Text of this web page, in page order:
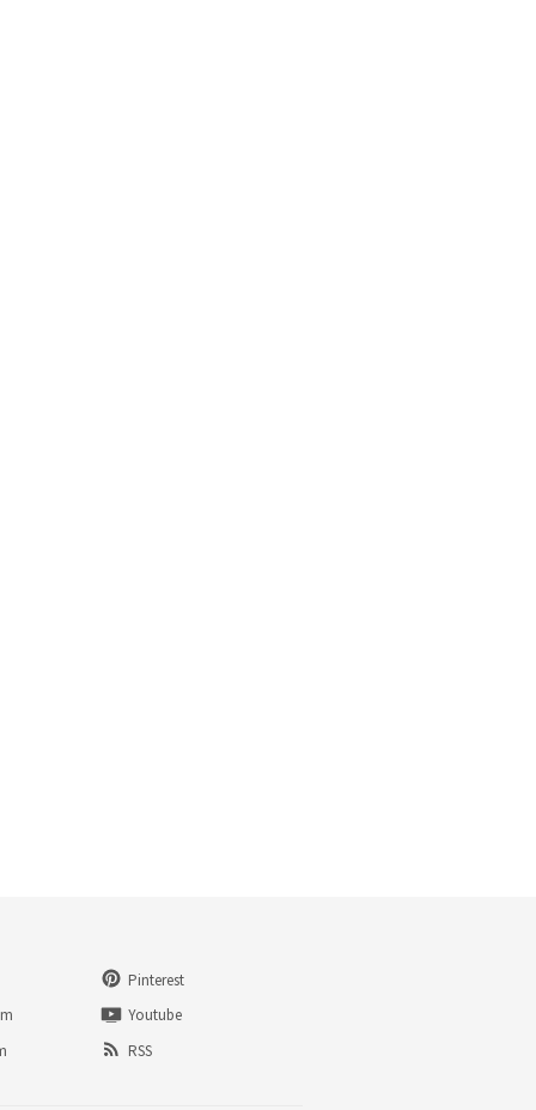
Pinterest
Youtube
RSS